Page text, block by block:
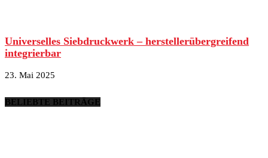
Universelles Siebdruckwerk – herstellerübergreifend
integrierbar
23. Mai 2025
BELIEBTE BEITRÄGE